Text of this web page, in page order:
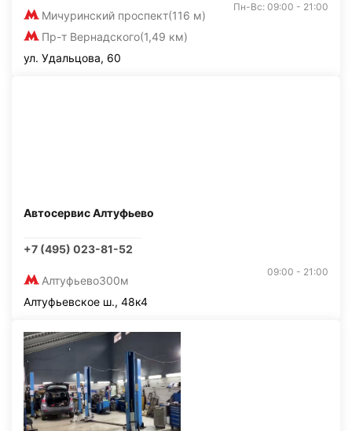
Мичуринский проспект(116 м)
Пр-т Вернадского(1,49 км)
Пн-Вс: 09:00 - 21:00
ул. Удальцова, 60
Автосервис Алтуфьево
+7 (495) 023-81-52
Алтуфьево300м
09:00 - 21:00
Алтуфьевское ш., 48к4